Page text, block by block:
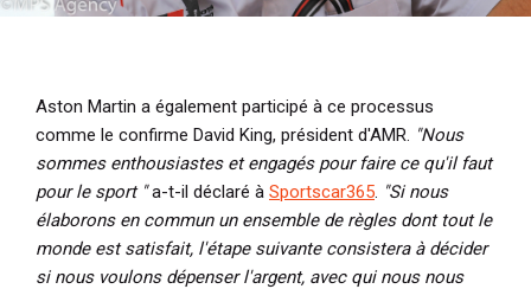
Aston Martin a également participé à ce processus
comme le confirme David King, président d'AMR. "Nous
sommes enthousiastes et engagés pour faire ce qu'il faut
pour le sport "a-t-il déclaré à Sportscar365. "Si nous
élaborons en commun un ensemble de règles dont tout le
monde est satisfait, l'étape suivante consistera à décider
si nous voulons dépenser l'argent, avec qui nous nous